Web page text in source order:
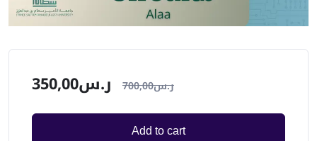
ر.س350,00 ر.س700,00
Add to cart